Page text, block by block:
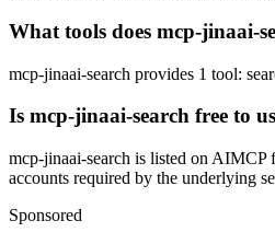
What tools does mcp-jinaai-
mcp-jinaai-search provides 1 tool:
Is mcp-jinaai-search free to
mcp-jinaai-search is listed on
accounts required by the underlying
Sponsored